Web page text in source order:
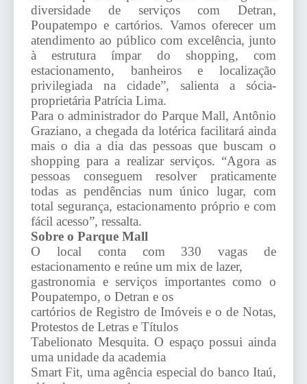
diversidade de serviços com Detran,
Poupatempo e cartórios. Vamos oferecer um
atendimento ao público com excelência, junto
à estrutura ímpar do shopping, com
estacionamento, banheiros e localização
privilegiada na cidade”, salienta a sócia-
proprietária Patrícia Lima.
Para o administrador do Parque Mall, Antônio
Graziano, a chegada da lotérica facilitará ainda
mais o dia a dia das pessoas que buscam o
shopping para a realizar serviços. “Agora as
pessoas conseguem resolver praticamente
todas as pendências num único lugar, com
total segurança, estacionamento próprio e com
fácil acesso”, ressalta.
Sobre o Parque Mall
O local conta com 330 vagas de
estacionamento e reúne um mix de lazer,
gastronomia e serviços importantes como o
Poupatempo, o Detran e os
cartórios de Registro de Imóveis e o de Notas,
Protestos de Letras e Títulos
Tabelionato Mesquita. O espaço possui ainda
uma unidade da academia
Smart Fit, uma agência especial do banco Itaú,